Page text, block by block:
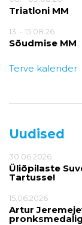
Triatloni MM
13. - 15.08.26
Sõudmise MM
Terve kalender
Uudised
30.06.2026
Üliõpilaste
Tartusse!
15.06.2026
Artur